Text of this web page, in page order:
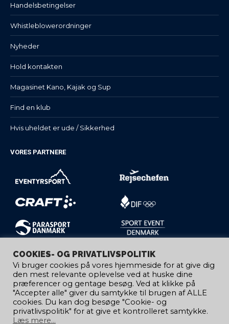
Handelsbetingelser
Whistleblowerordninger
Nyheder
Hold kontakten
Magasinet Kano, Kajak og Sup
Find en klub
Hvis uheldet er ude / Sikkerhed
VORES PARTNERE
COOKIES- OG PRIVATLIVSPOLITIK
Vi bruger cookies på vores hjemmeside for at give dig
den mest relevante oplevelse ved at huske dine
præferencer og gentage besøg. Ved at klikke på
"Accepter alle" giver du samtykke til brugen af ​​ALLE
cookies. Du kan dog besøge "Cookie- og
privatlivspolitik" for at give et kontrolleret samtykke.
Læs mere...